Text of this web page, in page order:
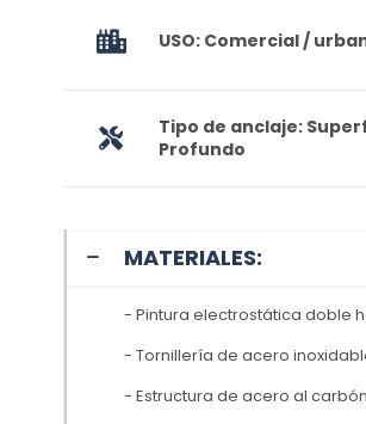
USO: Comercial /
Tipo de anclaje:
Profundo
MATERIALES:
- Pintura electrostática doble
- Tornillería de acero
- Estructura de acero al carbón